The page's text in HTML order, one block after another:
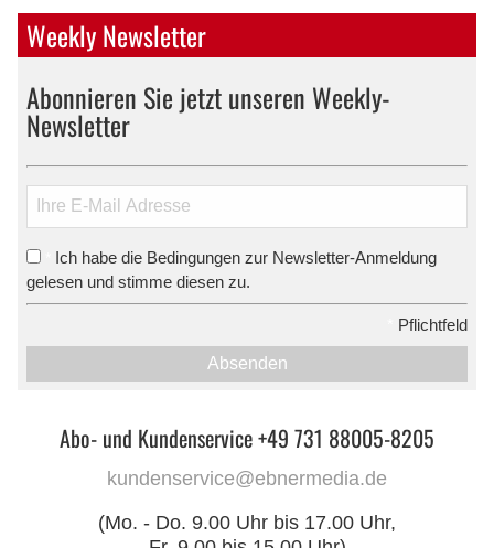
Weekly Newsletter
Abonnieren Sie jetzt unseren Weekly-
Newsletter
Ich habe die Bedingungen zur Newsletter-Anmeldung
gelesen und stimme diesen zu.
Pflichtfeld
Absenden
Abo- und Kundenservice +49 731 88005-8205
kundenservice@ebnermedia.de
(Mo. - Do. 9.00 Uhr bis 17.00 Uhr,